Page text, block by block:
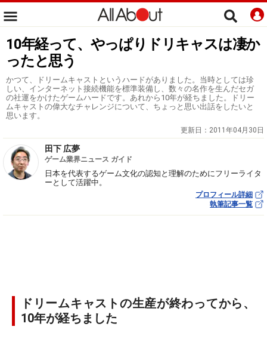
10年経って、やっぱりドリキャスは凄か
ったと思う
かつて、ドリームキャストというハードがありました。当時としては珍
しい、インターネット接続機能を標準装備し、数々の名作を生んだセガ
の社運をかけたゲームハードです。あれから10年が経ちました。ドリー
ムキャストの偉大なチャレンジについて、ちょっと思い出話をしたいと
思います。
更新日： 2011年04月30日
田下 広夢
ゲーム業界ニュース ガイド
日本を代表するゲーム文化の認知と理解のためにフリーライタ
ーとして活躍中。
プロフィール詳細
執筆記事一覧
ドリームキャストの生産が終わってから、
10年が経ちました